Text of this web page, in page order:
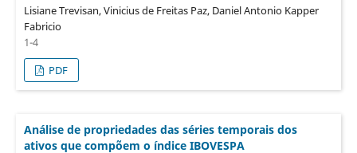
Lisiane Trevisan, Vinicius de Freitas Paz, Daniel Antonio Kapper
Fabricio
1-4
PDF
Análise de propriedades das séries temporais dos
ativos que compõem o índice IBOVESPA